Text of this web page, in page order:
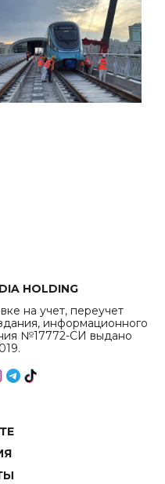
HOLDING
на учет, переучет
информационного
№17772-СИ выдано